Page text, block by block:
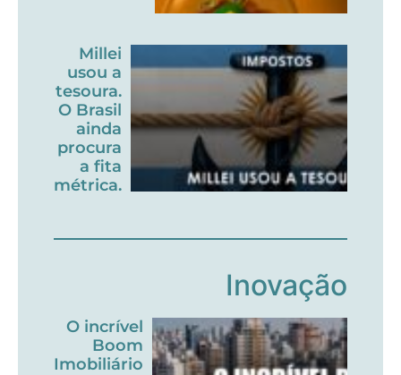
Millei
usou a
tesoura.
O Brasil
ainda
procura
a fita
métrica.
Inovação
O incrível
Boom
Imobiliário